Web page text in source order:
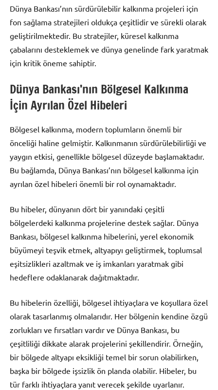
Dünya Bankası’nın sürdürülebilir kalkınma projeleri için
fon sağlama stratejileri oldukça çeşitlidir ve sürekli olarak
geliştirilmektedir. Bu stratejiler, küresel kalkınma
çabalarını desteklemek ve dünya genelinde fark yaratmak
için kritik öneme sahiptir.
Dünya Bankası’nın Bölgesel Kalkınma
İçin Ayrılan Özel Hibeleri
Bölgesel kalkınma, modern toplumların önemli bir
önceliği haline gelmiştir. Kalkınmanın sürdürülebilirliği ve
yaygın etkisi, genellikle bölgesel düzeyde başlamaktadır.
Bu bağlamda, Dünya Bankası’nın bölgesel kalkınma için
ayrılan özel hibeleri önemli bir rol oynamaktadır.
Bu hibeler, dünyanın dört bir yanındaki çeşitli
bölgelerdeki kalkınma projelerine destek sağlar. Dünya
Bankası, bölgesel kalkınma hibelerini, yerel ekonomik
büyümeyi teşvik etmek, altyapıyı geliştirmek, toplumsal
eşitsizlikleri azaltmak ve iş imkanları yaratmak gibi
hedeflere odaklanarak dağıtmaktadır.
Bu hibelerin özelliği, bölgesel ihtiyaçlara ve koşullara özel
olarak tasarlanmış olmalarıdır. Her bölgenin kendine özgü
zorlukları ve fırsatları vardır ve Dünya Bankası, bu
çeşitliliği dikkate alarak projelerini şekillendirir. Örneğin,
bir bölgede altyapı eksikliği temel bir sorun olabilirken,
başka bir bölgede işsizlik ön planda olabilir. Hibeler, bu
tür farklı ihtiyaçlara yanıt verecek şekilde uyarlanır.